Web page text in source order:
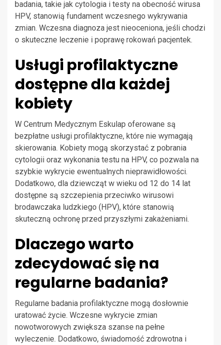
badania, takie jak cytologia i testy na obecność wirusa
HPV, stanowią fundament wczesnego wykrywania
zmian. Wczesna diagnoza jest nieoceniona, jeśli chodzi
o skuteczne leczenie i poprawę rokowań pacjentek.
Usługi profilaktyczne
dostępne dla każdej
kobiety
W Centrum Medycznym Eskulap oferowane są
bezpłatne usługi profilaktyczne, które nie wymagają
skierowania. Kobiety mogą skorzystać z pobrania
cytologii oraz wykonania testu na HPV, co pozwala na
szybkie wykrycie ewentualnych nieprawidłowości.
Dodatkowo, dla dziewcząt w wieku od 12 do 14 lat
dostępne są szczepienia przeciwko wirusowi
brodawczaka ludzkiego (HPV), które stanowią
skuteczną ochronę przed przyszłymi zakażeniami.
Dlaczego warto
zdecydować się na
regularne badania?
Regularne badania profilaktyczne mogą dosłownie
uratować życie. Wczesne wykrycie zmian
nowotworowych zwiększa szanse na pełne
wyleczenie. Dodatkowo, świadomość zdrowotna i